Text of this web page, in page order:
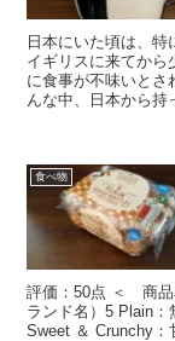
日本にいた頃は、特
イギリスに来てから
に食事が不味いとさ
んな中、日本から持
食べ物
評価：50点 ＜ 商
ランド名）5 Plain
Sweet ＆ Crunchy：